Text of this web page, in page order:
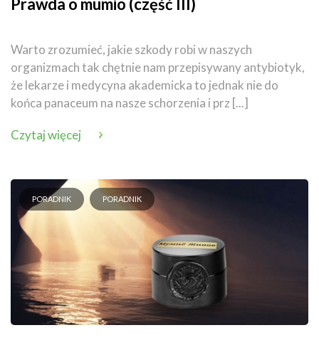
Prawda o mumio (część III)
Warto zrozumieć, jakie szkody robi w naszych
organizmach tak chętnie nam przepisywany antybiotyk,
że lekarze i medycyna akademicka to jednak nie do
końca panaceum na nasze schorzenia i prz [...]
Czytaj więcej
PORADNIK PORADNIK